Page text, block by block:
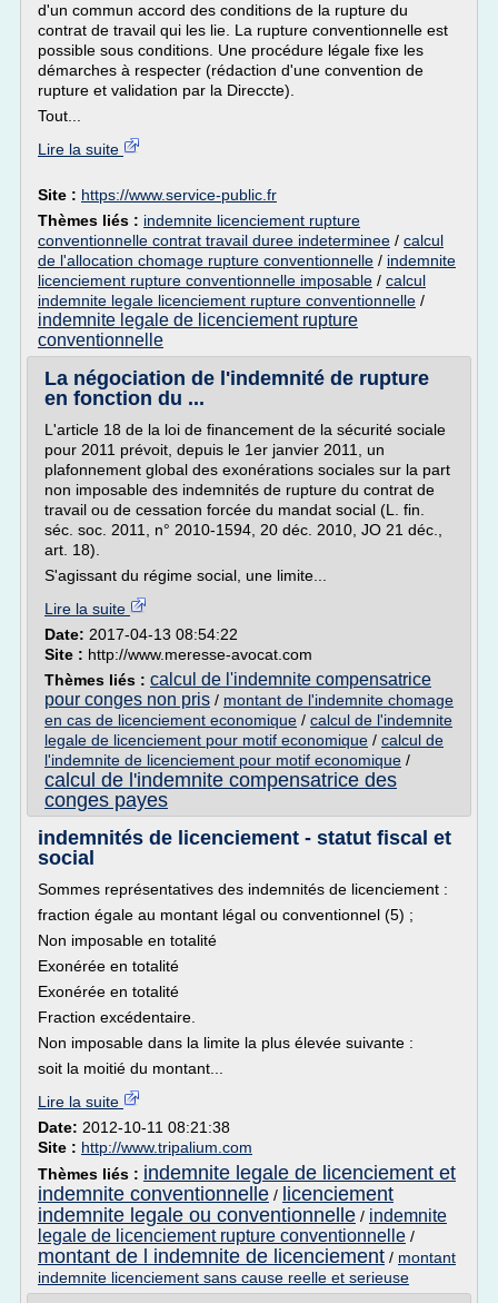
d'un commun accord des conditions de la rupture du
contrat de travail qui les lie. La rupture conventionnelle est
possible sous conditions. Une procédure légale fixe les
démarches à respecter (rédaction d'une convention de
rupture et validation par la Direccte).
Tout...
Lire la suite
Site : https://www.service-public.fr
Thèmes liés : indemnite licenciement rupture
conventionnelle contrat travail duree indeterminee / calcul
de l'allocation chomage rupture conventionnelle / indemnite
licenciement rupture conventionnelle imposable / calcul
indemnite legale licenciement rupture conventionnelle /
indemnite legale de licenciement rupture
conventionnelle
La négociation de l'indemnité de rupture
en fonction du ...
L'article 18 de la loi de financement de la sécurité sociale
pour 2011 prévoit, depuis le 1er janvier 2011, un
plafonnement global des exonérations sociales sur la part
non imposable des indemnités de rupture du contrat de
travail ou de cessation forcée du mandat social (L. fin.
séc. soc. 2011, n° 2010-1594, 20 déc. 2010, JO 21 déc.,
art. 18).
S'agissant du régime social, une limite...
Lire la suite
Date: 2017-04-13 08:54:22
Site : http://www.meresse-avocat.com
Thèmes liés : calcul de l'indemnite compensatrice
pour conges non pris / montant de l'indemnite chomage
en cas de licenciement economique / calcul de l'indemnite
legale de licenciement pour motif economique / calcul de
l'indemnite de licenciement pour motif economique /
calcul de l'indemnite compensatrice des
conges payes
indemnités de licenciement - statut fiscal et
social
Sommes représentatives des indemnités de licenciement :
fraction égale au montant légal ou conventionnel (5) ;
Non imposable en totalité
Exonérée en totalité
Exonérée en totalité
Fraction excédentaire.
Non imposable dans la limite la plus élevée suivante :
soit la moitié du montant...
Lire la suite
Date: 2012-10-11 08:21:38
Site : http://www.tripalium.com
Thèmes liés : indemnite legale de licenciement et
indemnite conventionnelle / licenciement
indemnite legale ou conventionnelle / indemnite
legale de licenciement rupture conventionnelle /
montant de l indemnite de licenciement / montant
indemnite licenciement sans cause reelle et serieuse